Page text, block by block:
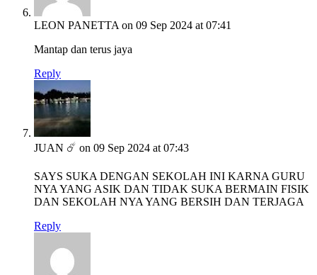
LEON PANETTA on 09 Sep 2024 at 07:41
Mantap dan terus jaya
Reply
JUAN ☄️ on 09 Sep 2024 at 07:43
SAYS SUKA DENGAN SEKOLAH INI KARNA GURU
NYA YANG ASIK DAN TIDAK SUKA BERMAIN FISIK
DAN SEKOLAH NYA YANG BERSIH DAN TERJAGA
Reply